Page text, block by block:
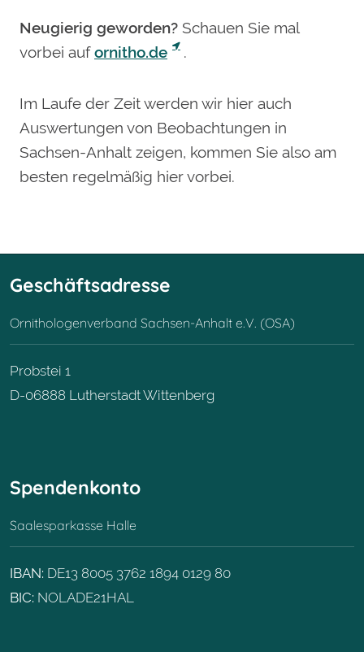
Neugierig geworden? Schauen Sie mal
vorbei aufornitho.de .
Im Laufe der Zeit werden wir hier auch
Auswertungen von Beobachtungen in
Sachsen-Anhalt zeigen, kommen Sie also am
besten regelmäßig hier vorbei.
Geschäftsadresse
Ornithologenverband Sachsen-Anhalt e.V. (OSA)
Probstei 1
D-06888 Lutherstadt Wittenberg
Spendenkonto
Saalesparkasse Halle
IBAN: DE13 8005 3762 1894 0129 80
BIC: NOLADE21HAL